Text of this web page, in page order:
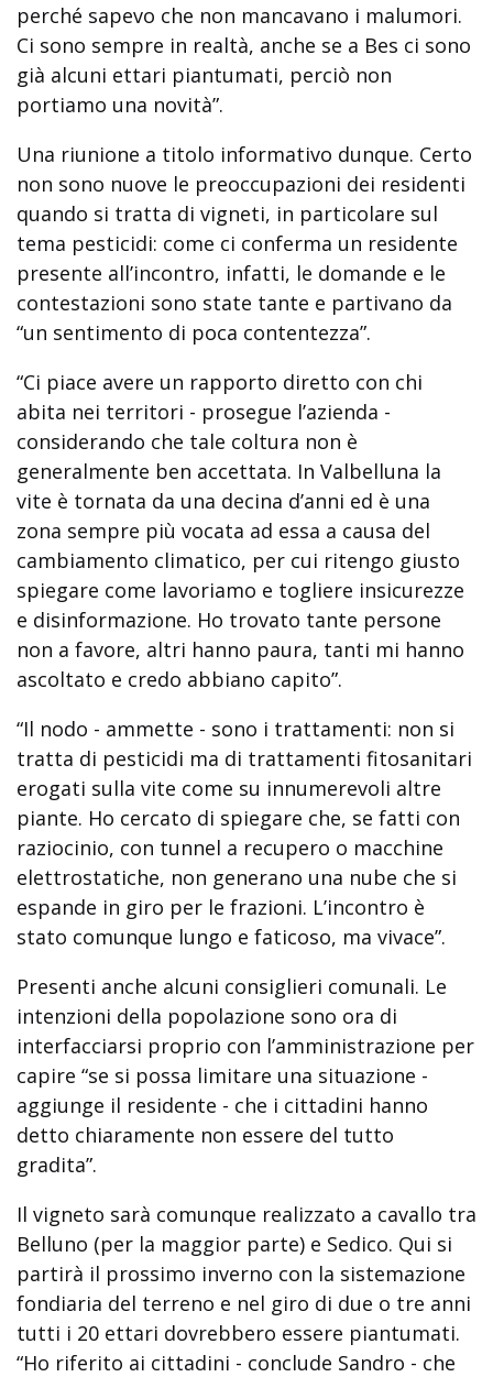
perché sapevo che non mancavano i malumori.
Ci sono sempre in realtà, anche se a Bes ci sono
già alcuni ettari piantumati, perciò non
portiamo una novità”.
Una riunione a titolo informativo dunque. Certo
non sono nuove le preoccupazioni dei residenti
quando si tratta di vigneti, in particolare sul
tema pesticidi: come ci conferma un residente
presente all’incontro, infatti, le domande e le
contestazioni sono state tante e partivano da
“un sentimento di poca contentezza”.
“Ci piace avere un rapporto diretto con chi
abita nei territori - prosegue l’azienda -
considerando che tale coltura non è
generalmente ben accettata. In Valbelluna la
vite è tornata da una decina d’anni ed è una
zona sempre più vocata ad essa a causa del
cambiamento climatico, per cui ritengo giusto
spiegare come lavoriamo e togliere insicurezze
e disinformazione. Ho trovato tante persone
non a favore, altri hanno paura, tanti mi hanno
ascoltato e credo abbiano capito”.
“Il nodo - ammette - sono i trattamenti: non si
tratta di pesticidi ma di trattamenti fitosanitari
erogati sulla vite come su innumerevoli altre
piante. Ho cercato di spiegare che, se fatti con
raziocinio, con tunnel a recupero o macchine
elettrostatiche, non generano una nube che si
espande in giro per le frazioni. L’incontro è
stato comunque lungo e faticoso, ma vivace”.
Presenti anche alcuni consiglieri comunali. Le
intenzioni della popolazione sono ora di
interfacciarsi proprio con l’amministrazione per
capire “se si possa limitare una situazione -
aggiunge il residente - che i cittadini hanno
detto chiaramente non essere del tutto
gradita”.
Il vigneto sarà comunque realizzato a cavallo tra
Belluno (per la maggior parte) e Sedico. Qui si
partirà il prossimo inverno con la sistemazione
fondiaria del terreno e nel giro di due o tre anni
tutti i 20 ettari dovrebbero essere piantumati.
“Ho riferito ai cittadini - conclude Sandro - che